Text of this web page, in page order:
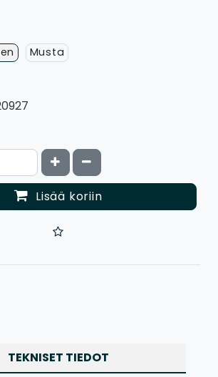
Musta
Kasvata määrää
Vähennä määrää
Lisää koriin
TEKNISET TIEDOT